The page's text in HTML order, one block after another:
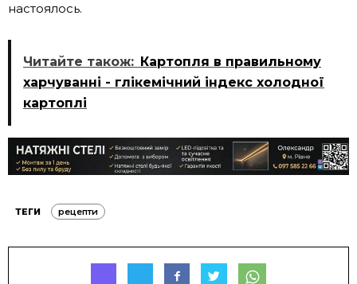
настоялось.
Читайте також: Картопля в правильному
харчуванні - глікемічний індекс холодної
картоплі
ТЕГИ рецепти